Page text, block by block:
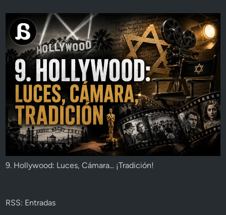
9. Hollywood: Luces, Cámara... ¡Tradición!
RSS: Entradas